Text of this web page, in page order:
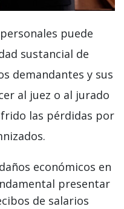
puede
sustancial de
demandantes y sus
al juez o al jurado
las pérdidas por
económicos en
presentar
de salarios